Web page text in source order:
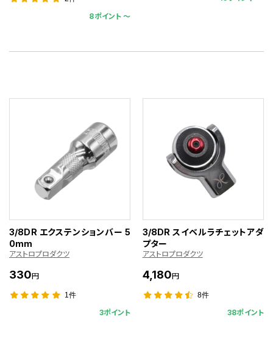
8ポイント 〜
3/8DR エクステンションバー 5
0mm
アストロプロダクツ
330円
1件
3ポイント
3/8DR スイベルラチェットアダ
プター
アストロプロダクツ
4,180円
8件
38ポイント